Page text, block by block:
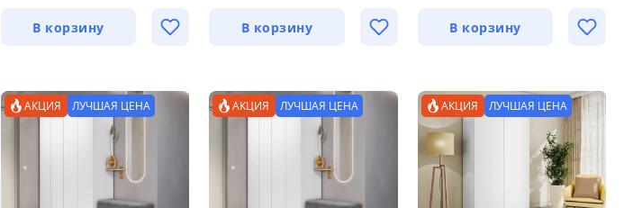
В корзину В корзину В корзину
АКЦИЯ ЛУЧШАЯ ЦЕНА АКЦИЯ ЛУЧШАЯ ЦЕНА АКЦИЯ ЛУЧШАЯ ЦЕНА